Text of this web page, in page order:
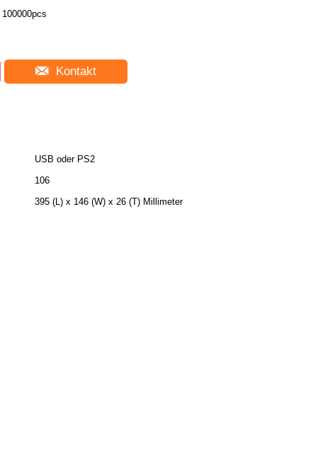
100000pcs
Kontakt
USB oder PS2
106
395 (L) x 146 (W) x 26 (T) Millimeter